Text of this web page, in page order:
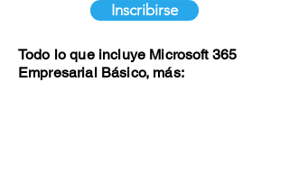
Inscribirse
Todo lo que incluye Microsoft 365
Empresarial Básico, más: